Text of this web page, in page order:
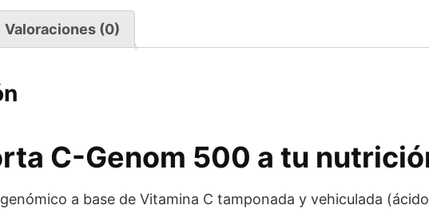
Valoraciones (0)
C-Genom 500 a tu
a base de Vitamina C tamponada y vehiculada